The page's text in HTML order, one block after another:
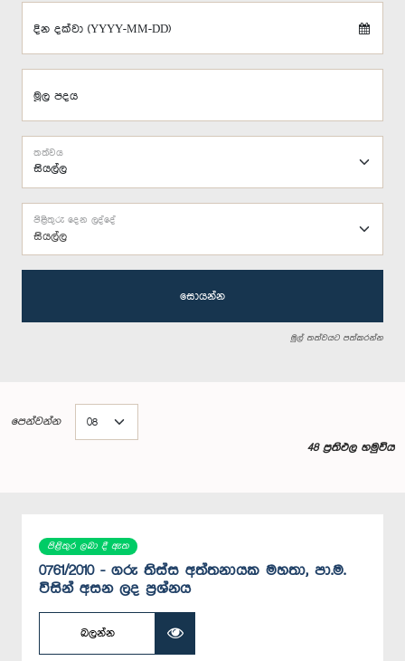
දින දක්වා (YYYY-MM-DD)
මූල පදය
තත්වය
සියල්ල
පිළිතුරු දෙන ලද්දේ
සොයන්න
මුල් තත්වයට පත්කරන්න
පෙන්වන්න
48 ප්‍රතිඵල හමුවිය
පිළිතුර ලබා දී ඇත
0761/2010 - ගරු තිස්ස අත්තනායක මහතා, පා.ම.
විසින් අසන ලද ප්‍රශ්නය
බලන්න